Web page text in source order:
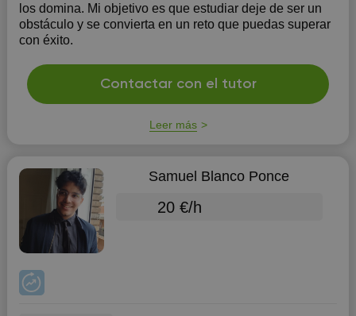
los domina. Mi objetivo es que estudiar deje de ser un
obstáculo y se convierta en un reto que puedas superar
con éxito.
Contactar con el tutor
Leer más
Samuel Blanco Ponce
20 €/h